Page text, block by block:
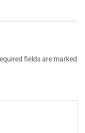
fields are marked